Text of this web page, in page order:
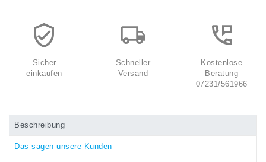
Sicher
einkaufen
Schneller
Versand
Kostenlose
Beratung
07231/561966
Beschreibung
Das sagen unsere Kunden